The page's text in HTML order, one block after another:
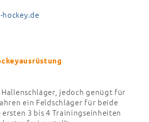
Hallenschläger, jedoch genügt für
ein Feldschläger für beide
ersten 3 bis 4 Trainingseinheiten